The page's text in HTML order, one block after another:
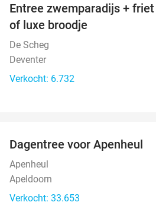
Entree zwemparadijs +
of luxe broodje
De Scheg
Deventer
Verkocht: 6.732
Dagentree voor Apenheul
Apenheul
Apeldoorn
Verkocht: 33.653